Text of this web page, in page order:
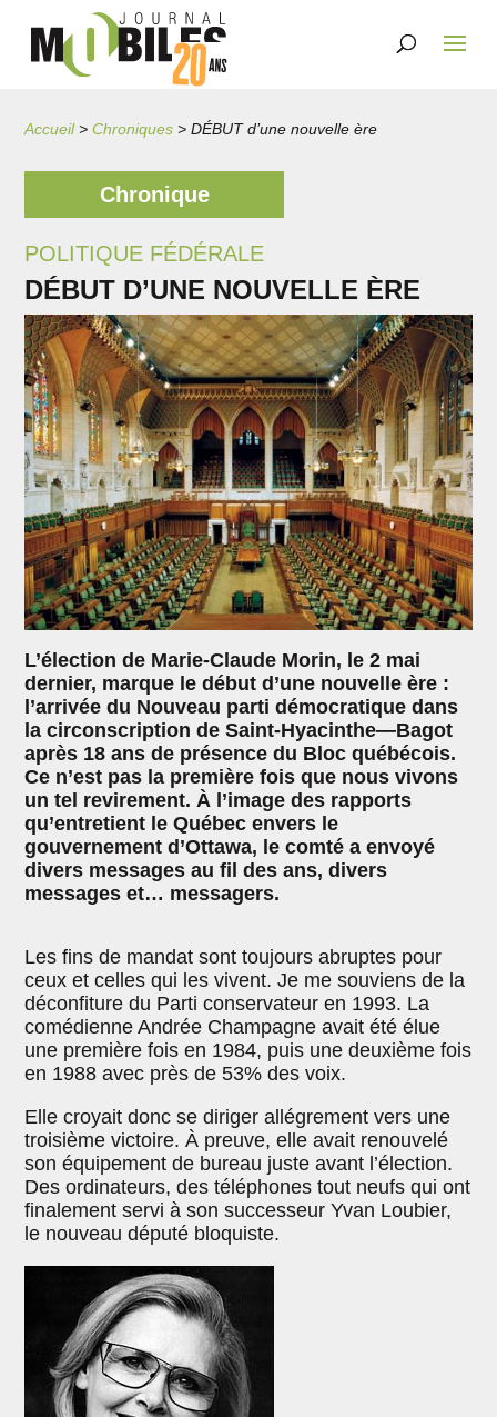
Accueil>Chroniques >DÉBUT d’une nouvelle ère
Chronique
POLITIQUE FÉDÉRALE
DÉBUT D’UNE NOUVELLE ÈRE
L’élection de Marie-Claude Morin, le 2 mai
dernier, marque le début d’une nouvelle ère :
l’arrivée du Nouveau parti démocratique dans
la circonscription de Saint-Hyacinthe—Bagot
après 18 ans de présence du Bloc québécois.
Ce n’est pas la première fois que nous vivons
un tel revirement. À l’image des rapports
qu’entretient le Québec envers le
gouvernement d’Ottawa, le comté a envoyé
divers messages au fil des ans, divers
messages et… messagers.
Les fins de mandat sont toujours abruptes pour
ceux et celles qui les vivent. Je me souviens de la
déconfiture du Parti conservateur en 1993. La
comédienne Andrée Champagne avait été élue
une première fois en 1984, puis une deuxième fois
en 1988 avec près de 53% des voix.
Elle croyait donc se diriger allégrement vers une
troisième victoire. À preuve, elle avait renouvelé
son équipement de bureau juste avant l’élection.
Des ordinateurs, des téléphones tout neufs qui ont
finalement servi à son successeur Yvan Loubier,
le nouveau député bloquiste.